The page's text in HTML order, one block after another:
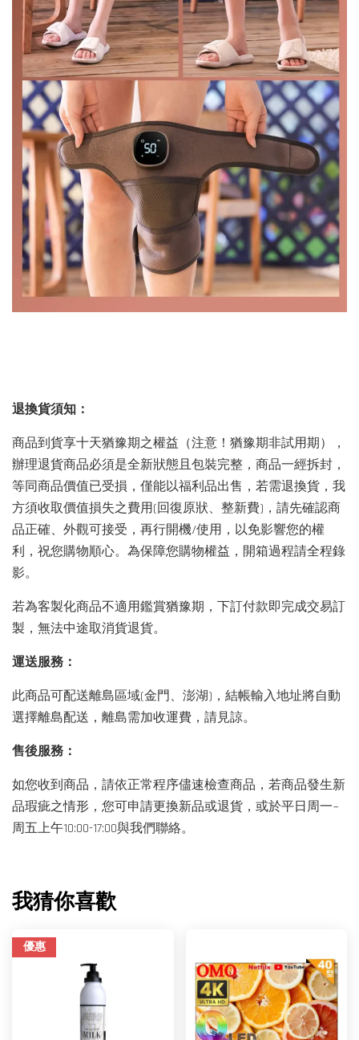
退換貨須知：
商品到貨享十天猶豫期之權益（注意！猶豫期非試用期），
辦理退貨商品必須是全新狀態且包裝完整，商品一經拆封，
等同商品價值已受損，僅能以福利品出售，若需退換貨，我
方須收取價值損失之費用(回復原狀、整新費)，請先確認商
品正確、外觀可接受，再行開機/使用，以免影響您的權
利，祝您購物順心。為保障您購物權益，開箱過程請全程錄
影。
若為客製化商品不適用鑑賞猶豫期，下訂付款即完成交易訂
製，無法中途取消貨退貨。
運送服務：
此商品可配送離島區域(金門、澎湖)，結帳輸入地址將自動
選擇離島配送，離島需加收運費，請見諒。
售後服務：
如您收到商品，請依正常程序儘速檢查商品，若商品發生新
品瑕疵之情形，您可申請更換新品或退貨，或於平日周一~
周五上午10:00-17:00與我們聯絡。
我猜你喜歡
優惠